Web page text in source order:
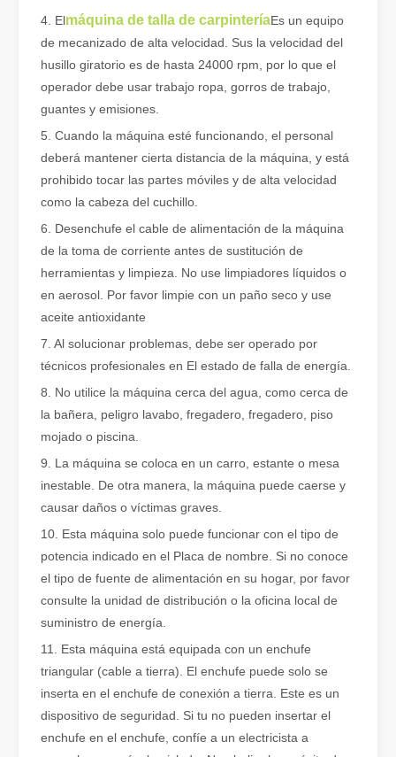
¿Qué es el corte por láser de tubos?
El corte por láser de tubos es una tecnología clave en la
Cómo elegir su compañero de trabajo: máquina de corte por láser
El corte de metal por láser es un método de precisión que se
El corte por láser de láminas de metal es un método de corte muy utilizado.
El corte por láser de láminas de metal es un método de corte
4. Elmáquina de talla de carpinteríaEs un equipo
de mecanizado de alta velocidad. Sus la velocidad del
husillo giratorio es de hasta 24000 rpm, por lo que el
operador debe usar trabajo ropa, gorros de trabajo,
guantes y emisiones.
5. Cuando la máquina esté funcionando, el personal
deberá mantener cierta distancia de la máquina, y está
prohibido tocar las partes móviles y de alta velocidad
como la cabeza del cuchillo.
6. Desenchufe el cable de alimentación de la máquina
de la toma de corriente antes de sustitución de
herramientas y limpieza. No use limpiadores líquidos o
en aerosol. Por favor limpie con un paño seco y use
aceite antioxidante
7. Al solucionar problemas, debe ser operado por
técnicos profesionales en El estado de falla de energía.
8. No utilice la máquina cerca del agua, como cerca de
la bañera, peligro lavabo, fregadero, fregadero, piso
mojado o piscina.
9. La máquina se coloca en un carro, estante o mesa
inestable. De otra manera, la máquina puede caerse y
causar daños o víctimas graves.
10. Esta máquina solo puede funcionar con el tipo de
potencia indicado en el Placa de nombre. Si no conoce
el tipo de fuente de alimentación en su hogar, por favor
consulte la unidad de distribución o la oficina local de
suministro de energía.
11. Esta máquina está equipada con un enchufe
triangular (cable a tierra). El enchufe puede solo se
inserta en el enchufe de conexión a tierra. Este es un
dispositivo de seguridad. Si tu no pueden insertar el
enchufe en el enchufe, confíe a un electricista a